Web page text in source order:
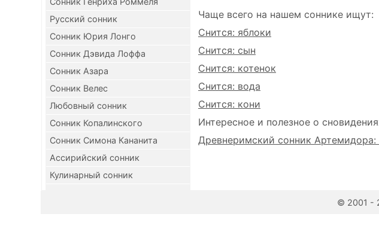
Русский сонник
Сонник Юрия Лонго
Сонник Дэвида Лоффа
Сонник Азара
Сонник Велес
Любовный сонник
Сонник Копалинского
Сонник Симона Кананита
Ассирийский сонник
Кулинарный сонник
Чаще всего на нашем соннике ищут:
Снится: яблоки
Снится: сын
Снится: котенок
Снится: вода
Снится: кони
Интересное и полезное о
Древнеримский сонник Артемидора:
© 2001 -